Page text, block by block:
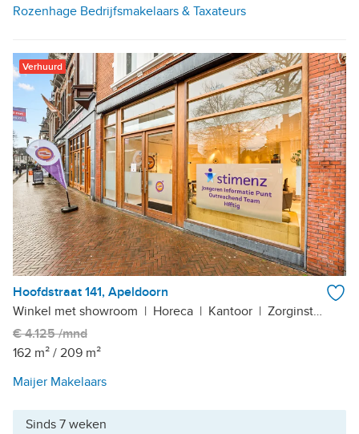
Rozenhage Bedrijfsmakelaars & Taxateurs
Verhuurd
Hoofdstraat 141, Apeldoorn
Winkel met showroom | Horeca | Kantoor | Zorginstelling
€ 4.125 /mnd
162 m² / 209 m²
Maijer Makelaars
Sinds 7 weken